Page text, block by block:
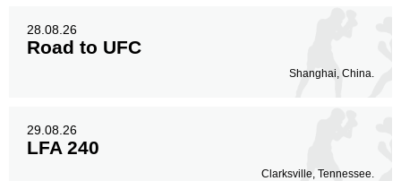
28.08.26
Road to UFC
Shanghai, China.
29.08.26
LFA 240
Clarksville, Tennessee.